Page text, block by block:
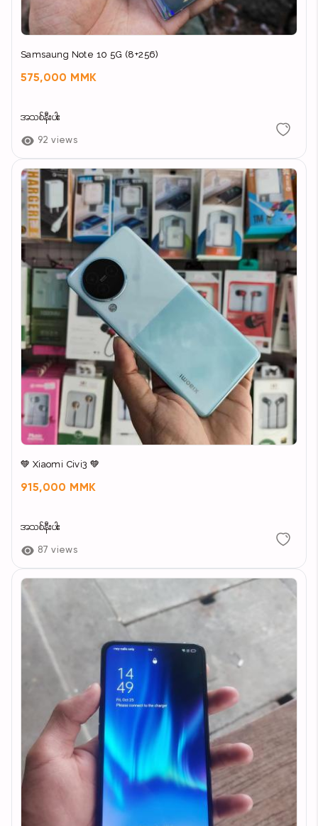
Samsaung Note 10 5G (8+256)
575,000 MMK
အသစ်နီးပါး
92 views
💚 Xiaomi Civi3 💚
915,000 MMK
အသစ်နီးပါး
87 views